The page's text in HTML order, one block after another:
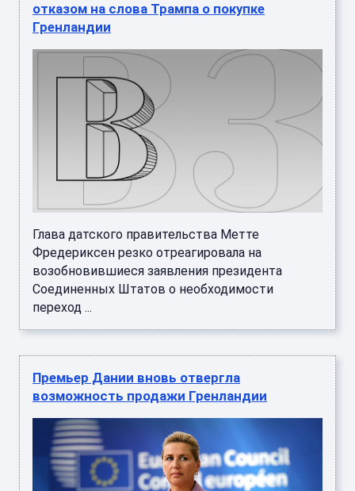
отказом на слова Трампа о покупке
Гренландии
Глава датского правительства Метте
Фредериксен резко отреагировала на
возобновившиеся заявления президента
Соединенных Штатов о необходимости
переход ...
Премьер Дании вновь отвергла
возможность продажи Гренландии